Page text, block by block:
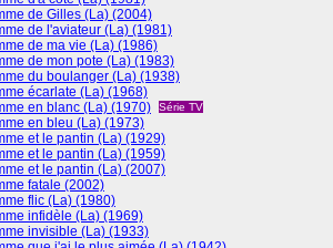
de Gilles (La) (2004)
de l'aviateur (La) (1981)
de ma vie (La) (1986)
de mon pote (La) (1983)
du boulanger (La) (1938)
écarlate (La) (1968)
en blanc (La) (1970)
Série TV
en bleu (La) (1973)
et le pantin (La) (1929)
et le pantin (La) (1959)
et le pantin (La) (2007)
fatale (2002)
flic (La) (1980)
infidèle (La) (1969)
invisible (La) (1933)